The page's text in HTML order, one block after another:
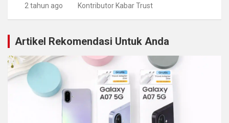
2 tahun ago Kontributor Kabar Trust
Artikel Rekomendasi Untuk Anda